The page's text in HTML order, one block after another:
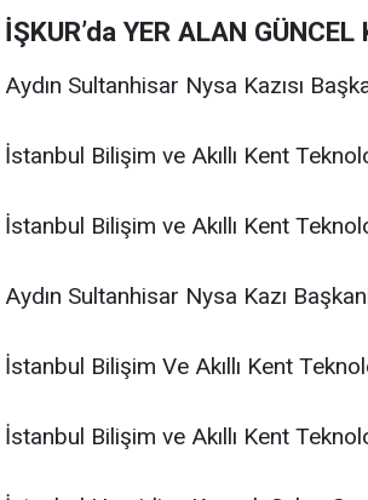
İŞKUR’da YER ALAN
Aydın Sultanhisar Nysa Kazısı
İstanbul Bilişim ve Akıllı Kent
İstanbul Bilişim ve Akıllı Kent
Aydın Sultanhisar Nysa Kazı
İstanbul Bilişim Ve Akıllı Kent
İstanbul Bilişim ve Akıllı Kent